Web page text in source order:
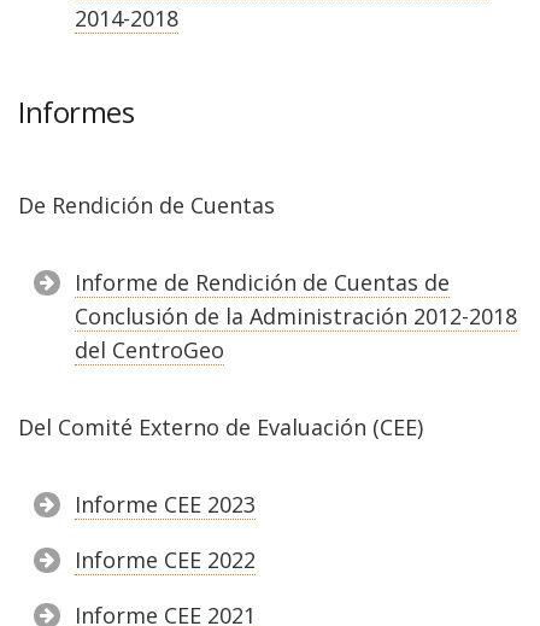
2014-2018
Informes
De Rendición de Cuentas
Informe de Rendición de Cuentas de
Conclusión de la Administración 2012-2018
del CentroGeo
Del Comité Externo de Evaluación (CEE)
Informe CEE 2023
Informe CEE 2022
Informe CEE 2021